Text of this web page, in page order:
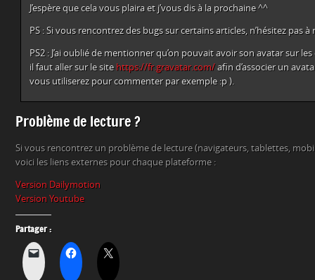
J’espère que cela vous plaira et j’vous dis à la prochaine ^^
PS : Si vous rencontrez des bugs sur certains articles, n’hésitez pas à
PS2 : J’ai oublié de mentionner qu’on pouvait avoir son avatar sur
il faut aller sur le site https://fr.gravatar.com/afin d’associer un
vous utiliserez pour commenter par exemple :p ).
Problème de lecture ?
Si vous rencontrez un problème de lecture (navigateurs, tablettes,
voici les liens externes pour chaque plateforme :
Version Dailymotion
Version Youtube
Partager :